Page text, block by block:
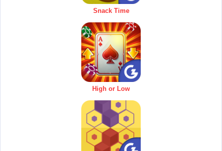
Snack Time
High or Low